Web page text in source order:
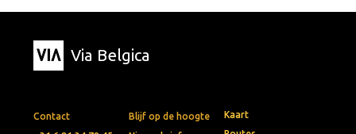
Via Belgica
Contact
Blijf op de hoogte
Kaart